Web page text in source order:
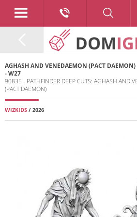
AGHASH AND VENEDAEMON (PACT DAEMON)
- W27
90835 - PATHFINDER DEEP CUTS: AGHASH AND
(PACT DAEMON)
WIZKIDS / 2026